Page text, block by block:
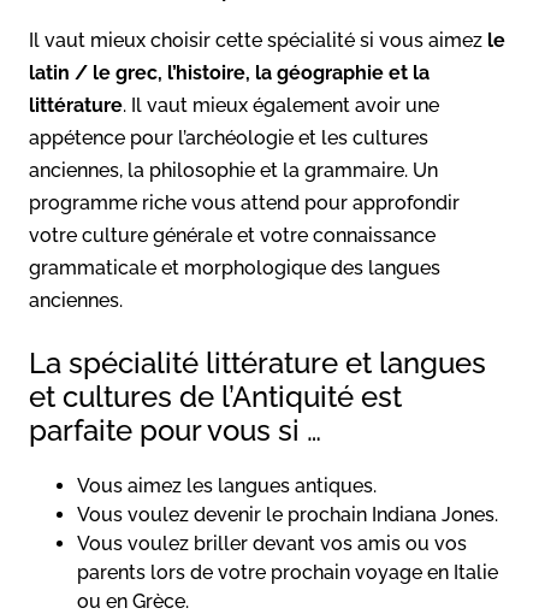
Il vaut mieux choisir cette spécialité si vous aimez le
latin / le grec, l’histoire, la géographie et la
littérature. Il vaut mieux également avoir une
appétence pour l’archéologie et les cultures
anciennes, la philosophie et la grammaire. Un
programme riche vous attend pour approfondir
votre culture générale et votre connaissance
grammaticale et morphologique des langues
anciennes.
La spécialité littérature et langues
et cultures de l’Antiquité est
parfaite pour vous si …
Vous aimez les langues antiques.
Vous voulez devenir le prochain Indiana Jones.
Vous voulez briller devant vos amis ou vos
parents lors de votre prochain voyage en Italie
ou en Grèce.